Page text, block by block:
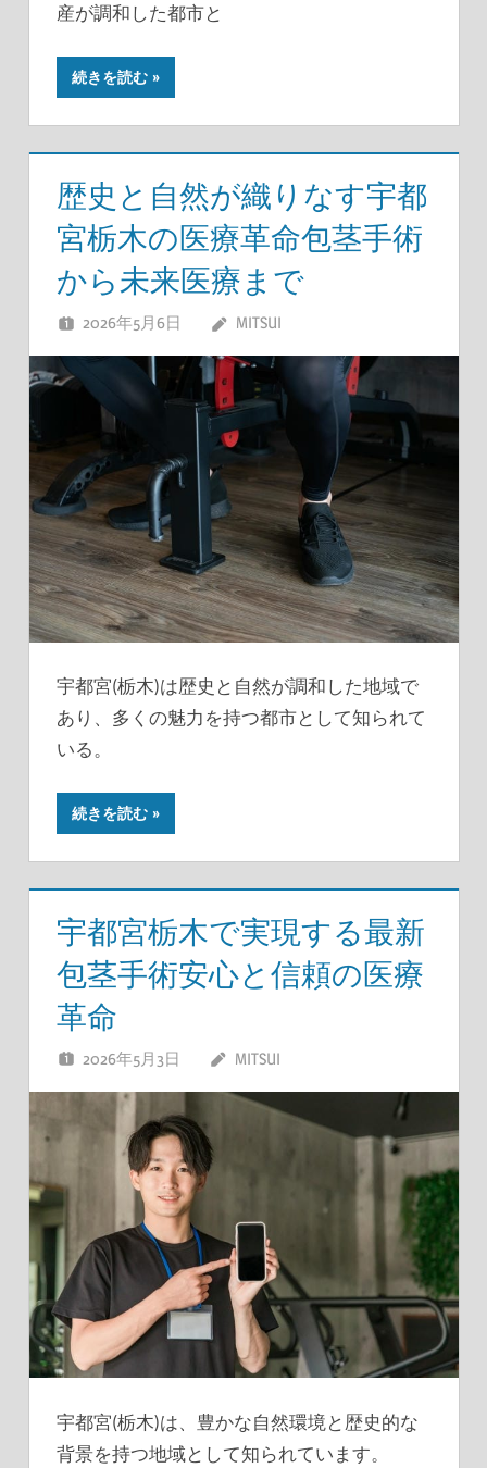
産が調和した都市と
続きを読む
歴史と自然が織りなす宇都
宮栃木の医療革命包茎手術
から未来医療まで
2026年5月6日 MITSUI
宇都宮(栃木)は歴史と自然が調和した地域で
あり、多くの魅力を持つ都市として知られて
いる。
続きを読む
宇都宮栃木で実現する最新
包茎手術安心と信頼の医療
革命
2026年5月3日 MITSUI
宇都宮(栃木)は、豊かな自然環境と歴史的な
背景を持つ地域として知られています。